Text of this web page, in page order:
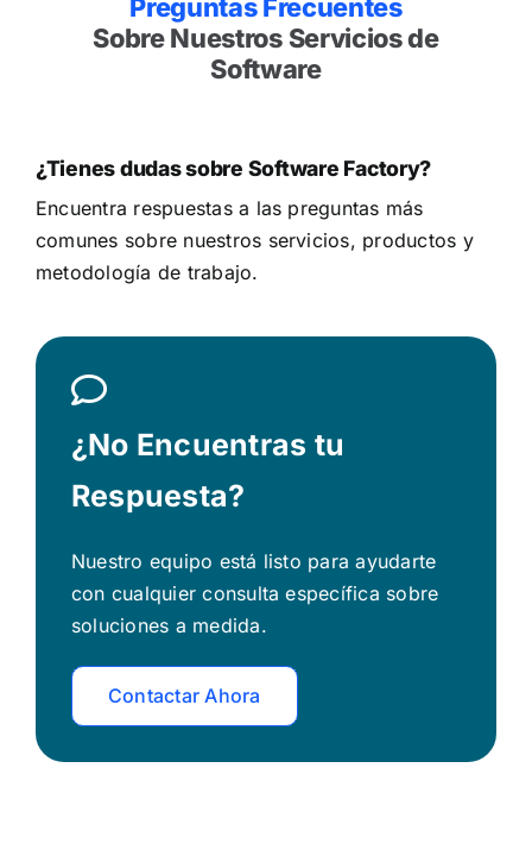
Preguntas Frecuentes
Sobre Nuestros Servicios de
Software
¿Tienes dudas sobre Software Factory?
Encuentra respuestas a las preguntas más
comunes sobre nuestros servicios, productos y
metodología de trabajo.
¿No Encuentras tu
Respuesta?
Nuestro equipo está listo para ayudarte
con cualquier consulta específica sobre
soluciones a medida.
Contactar Ahora